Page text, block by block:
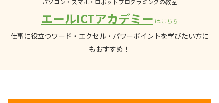
エールICTアカデミー はこちら
仕事に役立つワード・エクセル・パワーポイントを学びたい方に
もおすすめ！